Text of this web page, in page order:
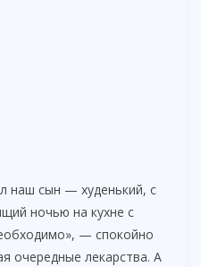
наш сын — худенький, с
ночью на кухне с
— спокойно
очередные лекарства. А